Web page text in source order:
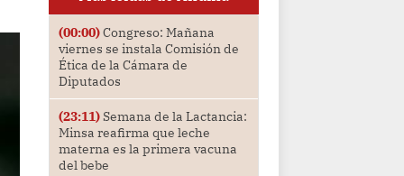
(00:00)Congreso: Mañana
viernes se instala Comisión de
Ética de la Cámara de
Diputados
(23:11)Semana de la Lactancia:
Minsa reafirma que leche
materna es la primera vacuna
del bebe